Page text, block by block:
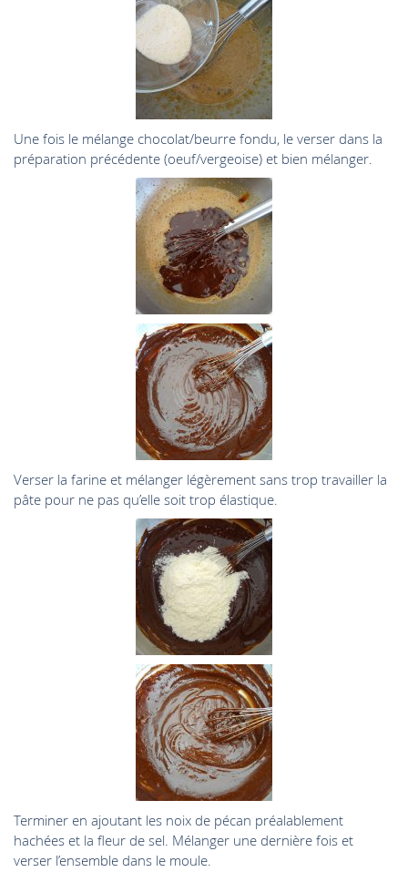
Une fois le mélange chocolat/beurre fondu, le verser dans la
préparation précédente (oeuf/vergeoise) et bien mélanger.
Verser la farine et mélanger légèrement sans trop travailler la
pâte pour ne pas qu’elle soit trop élastique.
Terminer en ajoutant les noix de pécan préalablement
hachées et la fleur de sel. Mélanger une dernière fois et
verser l’ensemble dans le moule.